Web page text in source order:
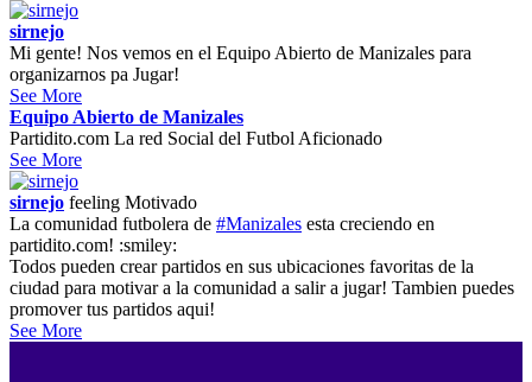
sirnejo
Mi gente! Nos vemos en el Equipo Abierto de Manizales para
organizarnos pa Jugar!
See More
Equipo Abierto de Manizales
Partidito.com La red Social del Futbol Aficionado
See More
sirnejo feeling Motivado
La comunidad futbolera de #Manizales esta creciendo en
partidito.com! :smiley:
Todos pueden crear partidos en sus ubicaciones favoritas de la
ciudad para motivar a la comunidad a salir a jugar! Tambien puedes
promover tus partidos aqui!
See More